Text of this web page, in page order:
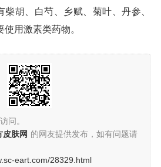
胡、白芍、乡赋、菊叶、丹参、
用激素类药物。
问。
皮肤网 的网友提供发布，如有问题请
eart.com/28329.html